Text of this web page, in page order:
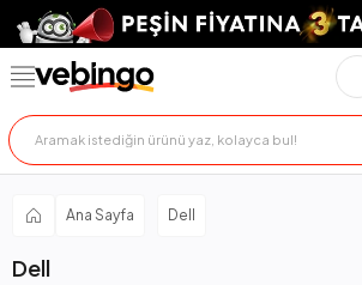
Ana Sayfa Dell
Dell